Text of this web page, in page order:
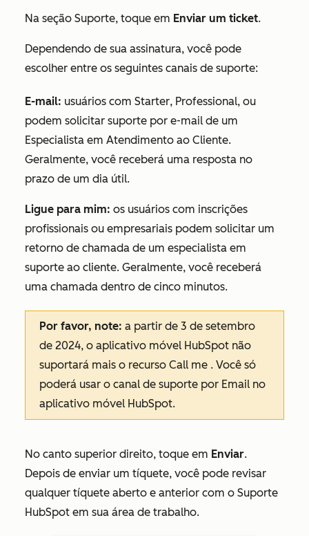
Na seção Suporte, toque em Enviar um ticket.
Dependendo de sua assinatura, você pode
escolher entre os seguintes canais de suporte:
E-mail: usuários com Starter, Professional, ou
podem solicitar suporte por e-mail de um
Especialista em Atendimento ao Cliente.
Geralmente, você receberá uma resposta no
prazo de um dia útil.
Ligue para mim: os usuários com inscrições
profissionais ou empresariais podem solicitar um
retorno de chamada de um especialista em
suporte ao cliente. Geralmente, você receberá
uma chamada dentro de cinco minutos.
Por favor, note: a partir de 3 de setembro
de 2024, o aplicativo móvel HubSpot não
suportará mais o recurso Call me . Você só
poderá usar o canal de suporte por Email no
aplicativo móvel HubSpot.
No canto superior direito, toque em Enviar.
Depois de enviar um tíquete, você pode revisar
qualquer tíquete aberto e anterior com o Suporte
HubSpot em sua área de trabalho.